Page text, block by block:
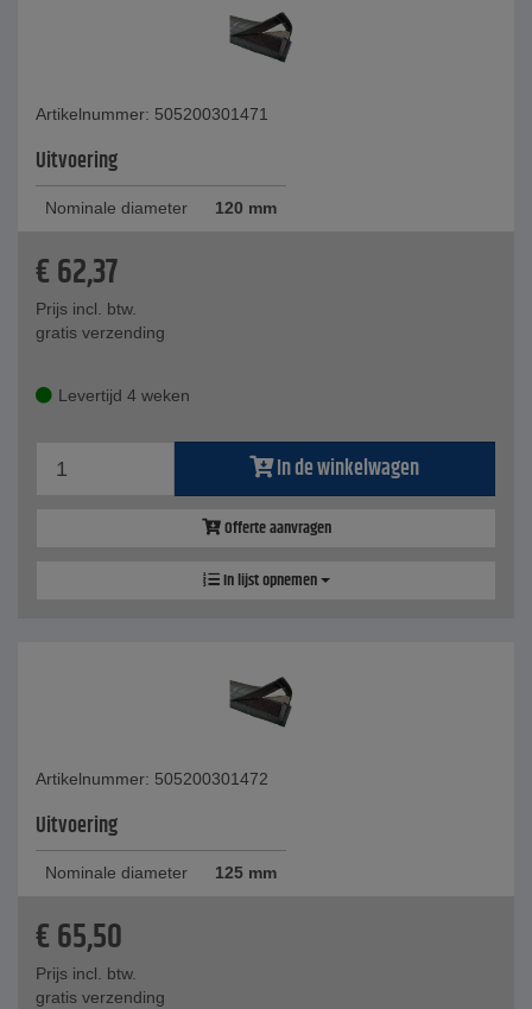
Artikelnummer: 505200301471
Uitvoering
Nominale diameter 120 mm
€62,37
Prijs incl. btw.
gratis verzending
Levertijd 4 weken
In de winkelwagen
Offerte aanvragen
In lijst opnemen
Artikelnummer: 505200301472
Uitvoering
Nominale diameter 125 mm
€65,50
Prijs incl. btw.
gratis verzending